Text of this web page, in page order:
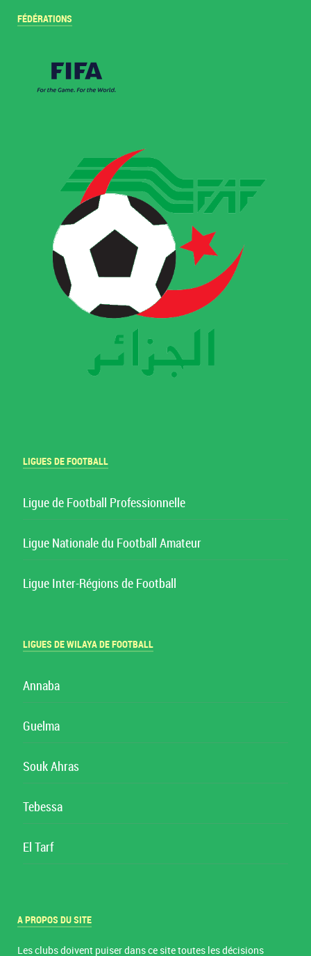
FÉDÉRATIONS
LIGUES DE FOOTBALL
Ligue de Football Professionnelle
Ligue Nationale du Football Amateur
Ligue Inter-Régions de Football
LIGUES DE WILAYA DE FOOTBALL
Annaba
Guelma
Souk Ahras
Tebessa
El Tarf
A PROPOS DU SITE
Les clubs doivent puiser dans ce site toutes les décisions